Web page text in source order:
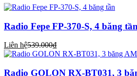
Radio Fepe FP-370-S, 4 băng tần
Liên hệ539.000₫
Radio GOLON RX-BT031, 3